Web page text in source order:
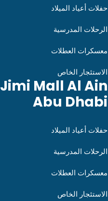
حفلات أعياد الميلاد
الرحلات المدرسية
معسكرات العطلات
الاستئجار الخاص
Mall Al Ain
Abu Dhabi
حفلات أعياد الميلاد
الرحلات المدرسية
معسكرات العطلات
الاستئجار الخاص